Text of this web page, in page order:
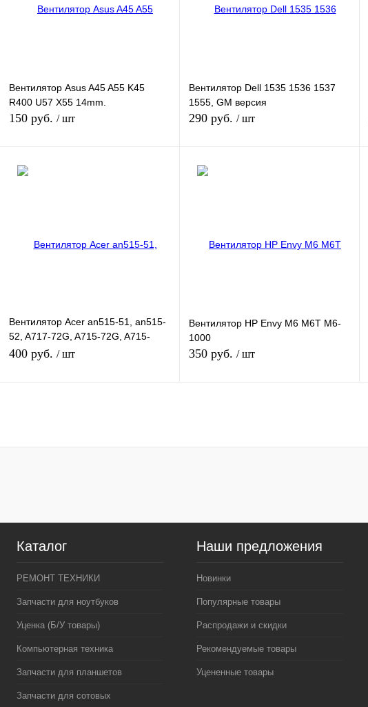
Вентилятор Asus A45 A55 K45
R400 U57 X55 14mm.
150 руб. / шт
Вентилятор Dell 1535 1536 1537
1555, GM версия
290 руб. / шт
Вентилятор Acer an515-51, an515-
52, A717-72G, A715-72G, A715-
71G, A717-71G
400 руб. / шт
Вентилятор HP Envy M6 M6T M6-
1000
350 руб. / шт
Каталог
РЕМОНТ ТЕХНИКИ
Запчасти для ноутбуков
Уценка (Б/У товары)
Компьютерная техника
Запчасти для планшетов
Запчасти для сотовых
Наши предложения
Новинки
Популярные товары
Распродажи и скидки
Рекомендуемые товары
Уцененные товары